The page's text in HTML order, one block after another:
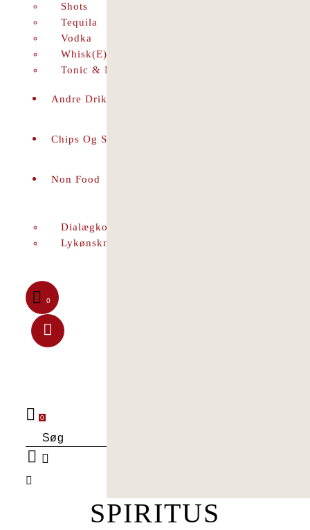
Shots
Tequila
Vodka
Whisk(e)y
Tonic & Mixer
Andre Drikkevarer
Chips Og Snacks
Non Food
Dialægkort
Lykønskningskort
0
0
Søg
SPIRITUS